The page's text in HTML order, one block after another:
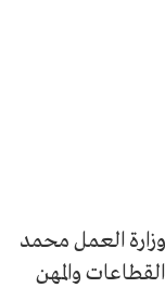
وزارة العمل محمد
والمهن